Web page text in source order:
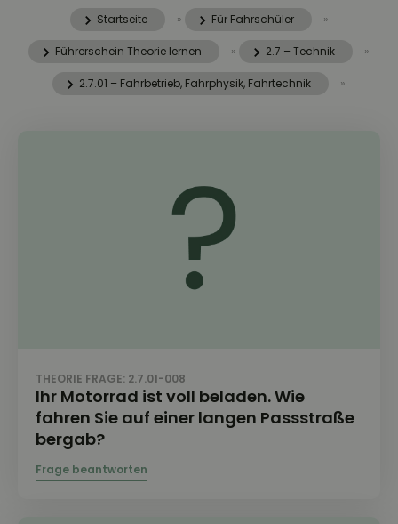
Startseite » Für Fahrschüler »
Führerschein Theorie lernen » 2.7 – Technik »
2.7.01 – Fahrbetrieb, Fahrphysik, Fahrtechnik »
THEORIE FRAGE: 2.7.01-008
Ihr Motorrad ist voll beladen. Wie
fahren Sie auf einer langen Passstraße
bergab?